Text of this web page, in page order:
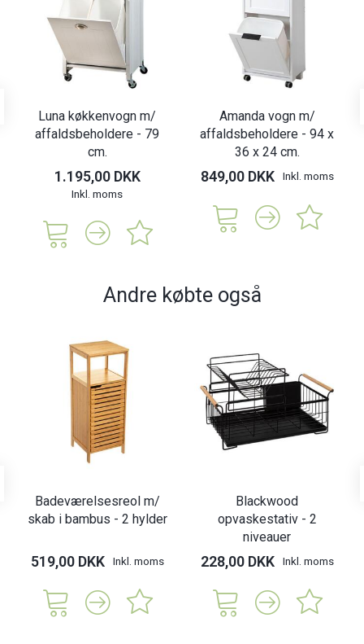
Luna køkkenvogn m/
affaldsbeholdere - 79
cm.
1.195,00 DKK
Inkl. moms
Amanda vogn m/
affaldsbeholdere - 94 x
36 x 24 cm.
849,00 DKK Inkl. moms
Andre købte også
Badeværelsesreol m/
skab i bambus - 2 hylder
519,00 DKK Inkl. moms
Blackwood
opvaskestativ - 2
niveauer
228,00 DKK Inkl. moms